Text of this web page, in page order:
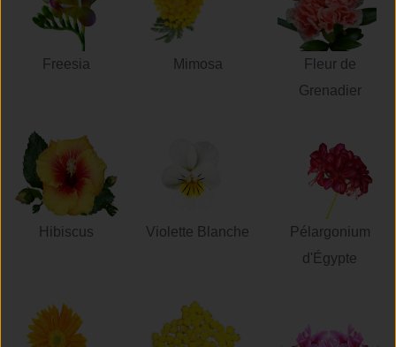
Freesia Mimosa
Fleur de
Grenadier
Hibiscus Violette Blanche
Pélargonium
d'Égypte